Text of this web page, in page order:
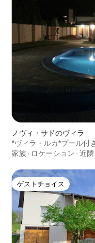
ノヴィ・サドのヴィラ
*ヴィラ・ルカ*プール付
家族 · ロケーション · 近隣
ゲストチョイス
ゲストチョイス